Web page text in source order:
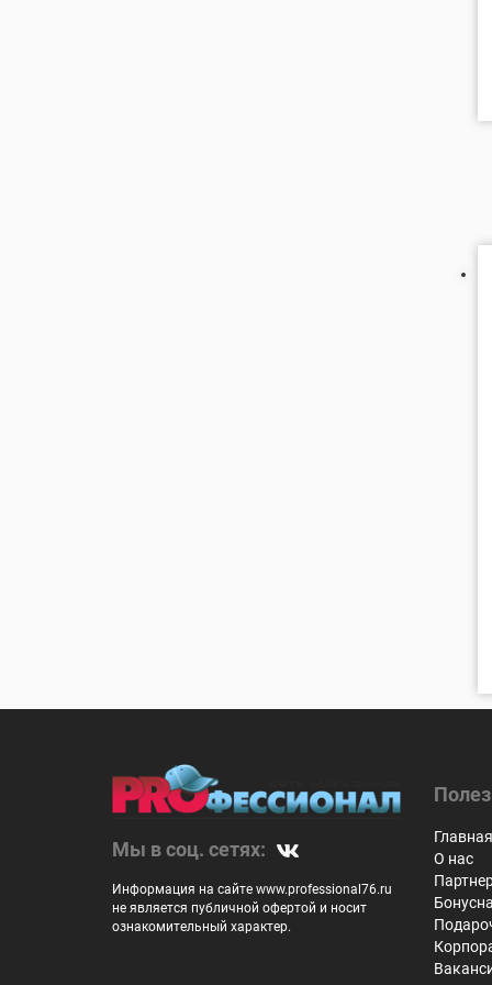
Мы в соц. сетях:
Информация на сайте www.professional76.ru
не является публичной офертой и носит
ознакомительный характер.
Главная
О нас